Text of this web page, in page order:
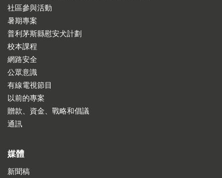
社區參與活動
暑期專案
普利茅斯縣慰安犬計劃
校本課程
網路安全
公眾意識
有線電視節目
以前的專案
贈款、資金、戰略和倡議
通訊
媒體
新聞稿